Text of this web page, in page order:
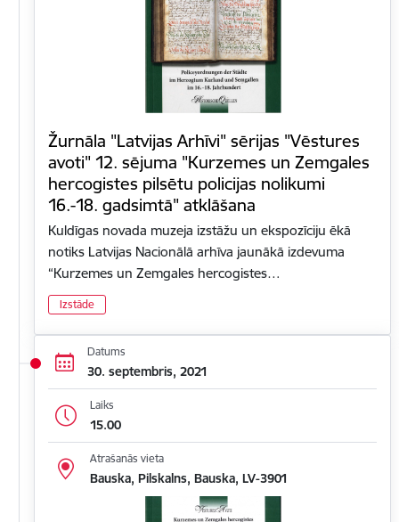
Žurnāla "Latvijas Arhīvi" sērijas "Vēstures
avoti" 12. sējuma "Kurzemes un Zemgales
hercogistes pilsētu policijas nolikumi
16.-18. gadsimtā" atklāšana
Kuldīgas novada muzeja izstāžu un ekspozīciju ēkā
notiks Latvijas Nacionālā arhīva jaunākā izdevuma
“Kurzemes un Zemgales hercogistes…
Izstāde
Datums
30. septembris, 2021
Laiks
15.00
Atrašanās vieta
Bauska, Pilskalns, Bauska, LV-3901